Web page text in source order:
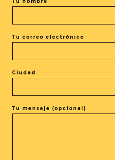
Tu correo electrónico
Ciudad
Tu mensaje (opcional)